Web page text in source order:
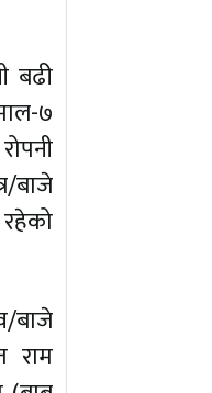
बढी
७
बाजे
बाजे
राम